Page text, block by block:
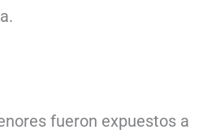
fueron expuestos a